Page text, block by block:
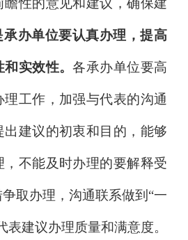
瞻性的意见和建议，确保建
承办单位要认真办理，提高
和实效性。各承办单位要高
理工作，加强与代表的沟通
建议的初衷和目的，能够
，不能及时办理的要解释受
取办理，沟通联系做到 “一
表建议办理质量和满意度。